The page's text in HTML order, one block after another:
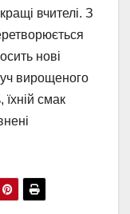
вчителі. З
нові
вирощеного
смак